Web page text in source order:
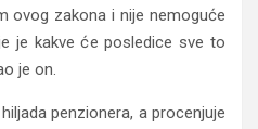
ovog zakona i nije nemoguće
je kakve će posledice sve to
je on.
penzionera, a procenjuje